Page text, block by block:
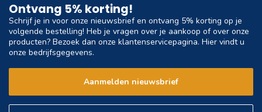
Ontvang 5% korting!
Schrijf je in voor onze nieuwsbrief en ontvang 5% korting op je
volgende bestelling! Heb je vragen over je aankoop of over onze
producten? Bezoek dan onze klantenservicepagina. Hier vindt u
onze bedrijfsgegevens.
Aanmelden nieuwsbrief